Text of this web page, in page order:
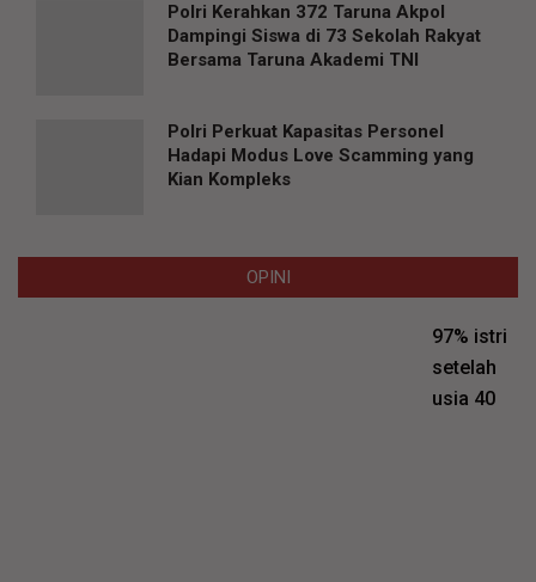
Polri Kerahkan 372 Taruna Akpol
Dampingi Siswa di 73 Sekolah Rakyat
Bersama Taruna Akademi TNI
Polri Perkuat Kapasitas Personel
Hadapi Modus Love Scamming yang
Kian Kompleks
OPINI
97% istri
setelah
usia 40